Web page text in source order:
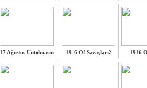
17 Ağustos Untulmasın 1916 Of Savaşları2 1916